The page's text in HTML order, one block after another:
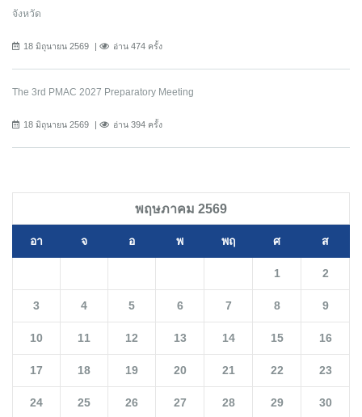
จังหวัด
18 มิถุนายน 2569 อ่าน 474 ครั้ง
The 3rd PMAC 2027 Preparatory Meeting
18 มิถุนายน 2569 อ่าน 394 ครั้ง
พฤษภาคม 2569
อา จ อ พ พฤ ศ ส
1 2
3 4 5 6 7 8 9
10 11 12 13 14 15 16
17 18 19 20 21 22 23
24 25 26 27 28 29 30